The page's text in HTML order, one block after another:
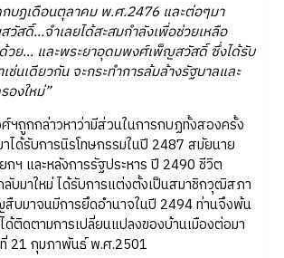
กบฏเดือนตุลาคม พ.ศ.2476 และต่อๆมา
สดิ์...จำเลยได้สะสมกำลังเพื่อช่วยเหลือ
วย... และพระยาอุดมพงศ์เพ็ญสวัสดิ์ ซึ่งได้รับ
ช่นเดียวกัน จะกระทำการล้มล้างรัฐบาลและ
องใหม่”
กล่าวหาว่ามีส่วนในการกบฏทั้งสองครั้ง
ได้รับการนิรโทษกรรมในปี 2487 สมัยนาย
ฯ และหลังการรัฐประหาร ปี 2490 ชีวิต
บมาใหม่ ได้รับการแต่งตั้งเป็นสมาชิกวุฒิสภา
บมาจนมีการยึดอำนาจในปี 2494 ท่านจึงพ้น
ด้ติดตามการเปลี่ยนแปลงของบ้านเมืองต่อมา
21 กุมภาพันธ์ พ.ศ.2501